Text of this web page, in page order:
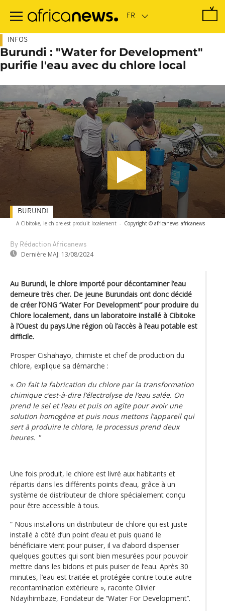
contenu
INFOS
Burundi : "Water for Development"
purifie l'eau avec du chlore local
A Cibitoke, le chlore est produit localement - Copyright © africanews africanews
By Rédaction Africanews
Dernière MAJ: 13/08/2024
BURUNDI
Au Burundi, le chlore importé pour décontaminer l’eau
demeure très cher. De jeune Burundais ont donc décidé
de créer l’ONG ‘’Water For Development’’ pour produire du
Chlore localement, dans un laboratoire installé à Cibitoke
à l’Ouest du pays.Une région où l’accès à l’eau potable est
difficile.
Prosper Cishahayo, chimiste et chef de production du
chlore, explique sa démarche :
« On fait la fabrication du chlore par la transformation
chimique c’est-à-dire l’électrolyse de l’eau salée. On
prend le sel et l’eau et puis on agite pour avoir une
solution homogène et puis nous mettons l’appareil qui
sert à produire le chlore, le processus prend deux
heures. "
Une fois produit, le chlore est livré aux habitants et
répartis dans les différents points d’eau, grâce à un
système de distributeur de chlore spécialement conçu
pour être accessible à tous.
“ Nous installons un distributeur de chlore qui est juste
installé à côté d’un point d’eau et puis quand le
bénéficiaire vient pour puiser, il va d’abord dispenser
quelques gouttes qui sont bien mesurées pour pouvoir
mettre dans les bidons et puis puiser de l’eau. Après 30
minutes, l’eau est traitée et protégée contre toute autre
recontamination extérieure », raconte Olivier
Ndayihimbaze, Fondateur de ‘’Water For Development’’.